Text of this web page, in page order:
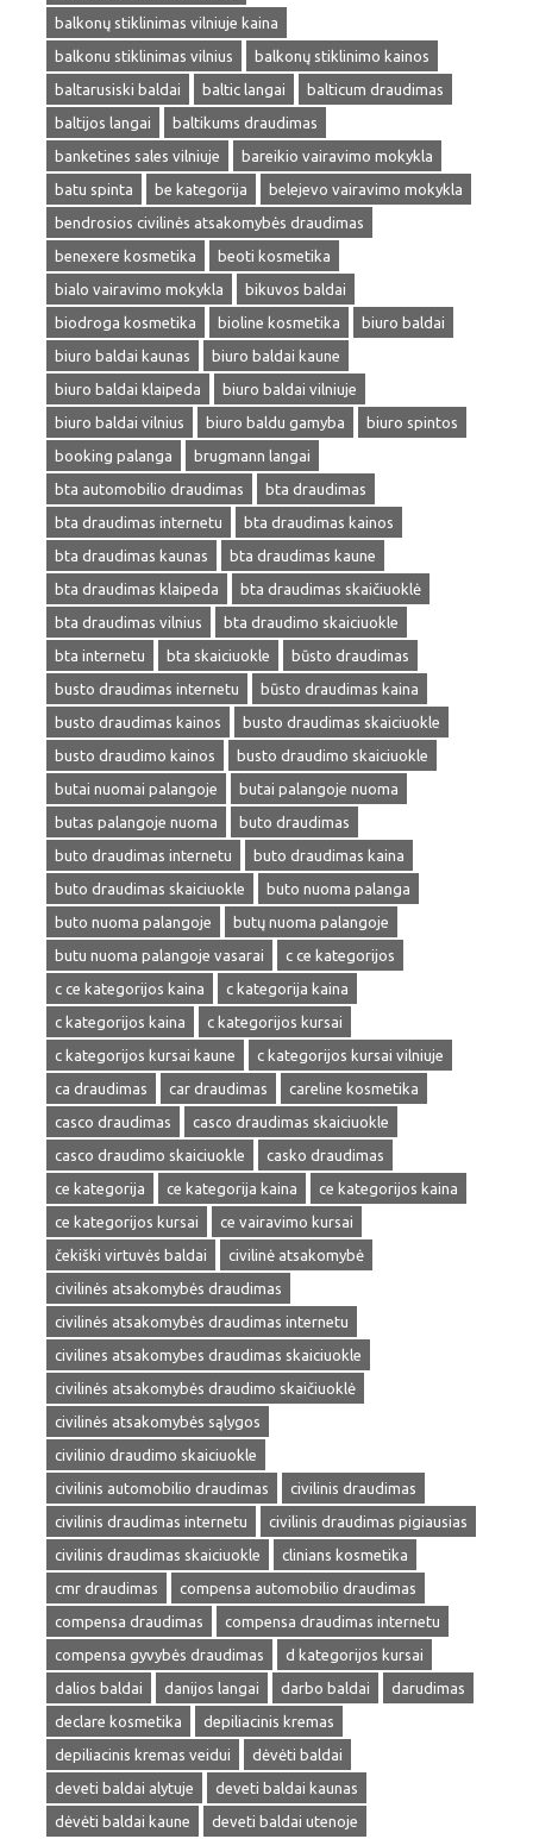
balkonų stiklinimas vilniuje kaina
balkonu stiklinimas vilnius
balkonų stiklinimo kainos
baltarusiski baldai
baltic langai
balticum draudimas
baltijos langai
baltikums draudimas
banketines sales vilniuje
bareikio vairavimo mokykla
batu spinta
be kategorija
belejevo vairavimo mokykla
bendrosios civilinės atsakomybės draudimas
benexere kosmetika
beoti kosmetika
bialo vairavimo mokykla
bikuvos baldai
biodroga kosmetika
bioline kosmetika
biuro baldai
biuro baldai kaunas
biuro baldai kaune
biuro baldai klaipeda
biuro baldai vilniuje
biuro baldai vilnius
biuro baldu gamyba
biuro spintos
booking palanga
brugmann langai
bta automobilio draudimas
bta draudimas
bta draudimas internetu
bta draudimas kainos
bta draudimas kaunas
bta draudimas kaune
bta draudimas klaipeda
bta draudimas skaičiuoklė
bta draudimas vilnius
bta draudimo skaiciuokle
bta internetu
bta skaiciuokle
būsto draudimas
busto draudimas internetu
būsto draudimas kaina
busto draudimas kainos
busto draudimas skaiciuokle
busto draudimo kainos
busto draudimo skaiciuokle
butai nuomai palangoje
butai palangoje nuoma
butas palangoje nuoma
buto draudimas
buto draudimas internetu
buto draudimas kaina
buto draudimas skaiciuokle
buto nuoma palanga
buto nuoma palangoje
butų nuoma palangoje
butu nuoma palangoje vasarai
c ce kategorijos
c ce kategorijos kaina
c kategorija kaina
c kategorijos kaina
c kategorijos kursai
c kategorijos kursai kaune
c kategorijos kursai vilniuje
ca draudimas
car draudimas
careline kosmetika
casco draudimas
casco draudimas skaiciuokle
casco draudimo skaiciuokle
casko draudimas
ce kategorija
ce kategorija kaina
ce kategorijos kaina
ce kategorijos kursai
ce vairavimo kursai
čekiški virtuvės baldai
civilinė atsakomybė
civilinės atsakomybės draudimas
civilinės atsakomybės draudimas internetu
civilines atsakomybes draudimas skaiciuokle
civilinės atsakomybės draudimo skaičiuoklė
civilinės atsakomybės sąlygos
civilinio draudimo skaiciuokle
civilinis automobilio draudimas
civilinis draudimas
civilinis draudimas internetu
civilinis draudimas pigiausias
civilinis draudimas skaiciuokle
clinians kosmetika
cmr draudimas
compensa automobilio draudimas
compensa draudimas
compensa draudimas internetu
compensa gyvybės draudimas
d kategorijos kursai
dalios baldai
danijos langai darbo baldai
darudimas
declare kosmetika
depiliacinis kremas
depiliacinis kremas veidui
dėvėti baldai
deveti baldai alytuje
deveti baldai kaunas
dėvėti baldai kaune
deveti baldai utenoje